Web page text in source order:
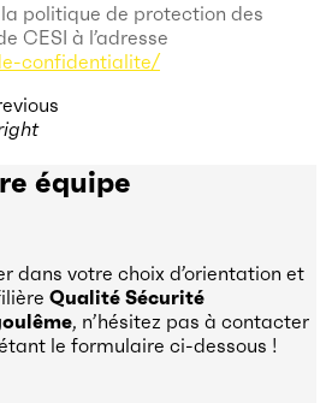
politique de protection des
CESI à l’adresse
confidentialite/
équipe
dans votre choix d’orientation et
Qualité Sécurité
, n’hésitez pas à contacter
le formulaire ci-dessous !